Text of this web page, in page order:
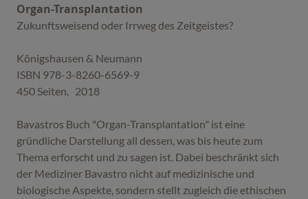
Organ-Transplantation
Zukunftsweisend oder Irrweg des Zeitgeistes?
Königshausen & Neumann
ISBN 978-3-8260-6569-9
450 Seiten, 2018
Bavastros Buch "Organ-Transplantation" ist eine
gründliche Darstellung all dessen, was bis heute zum
Thema erforscht und zu sagen ist. Dabei beschränkt sich
der Mediziner Bavastro nicht auf medizinische und
biologische Aspekte, sondern stellt zugleich die ethischen